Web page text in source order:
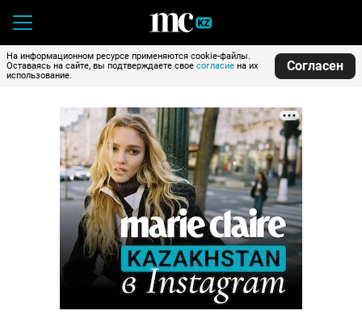
На информационном ресурсе применяются cookie-файлы.
Оставаясь на сайте, вы подтверждаете свое согласие на их
использование.
Согласен